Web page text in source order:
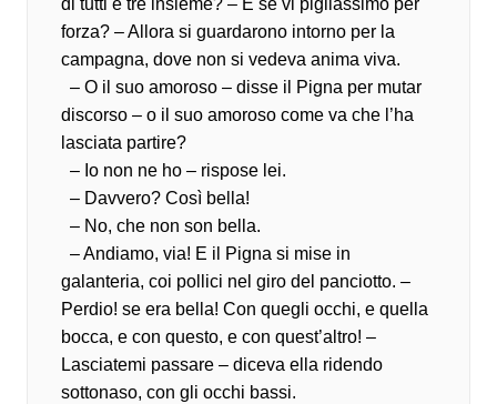
di tutti e tre insieme? – E se vi pigliassimo per
forza? – Allora si guardarono intorno per la
campagna, dove non si vedeva anima viva.
– O il suo amoroso – disse il Pigna per mutar
discorso – o il suo amoroso come va che l’ha
lasciata partire?
– Io non ne ho – rispose lei.
– Davvero? Così bella!
– No, che non son bella.
– Andiamo, via! E il Pigna si mise in
galanteria, coi pollici nel giro del panciotto. –
Perdio! se era bella! Con quegli occhi, e quella
bocca, e con questo, e con quest’altro! –
Lasciatemi passare – diceva ella ridendo
sottonaso, con gli occhi bassi.